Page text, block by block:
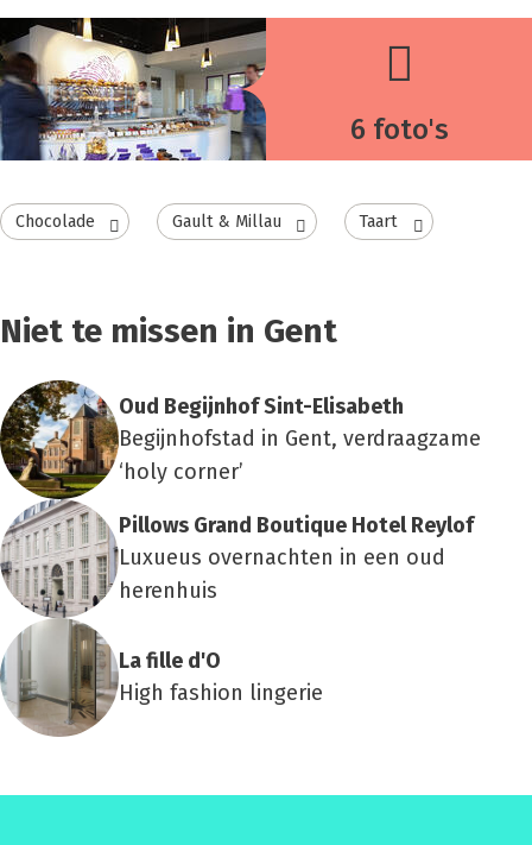
6 foto's
Chocolade Gault & Millau Taart
Niet te missen in Gent
Oud Begijn­hof Sint-Eli­sa­beth
Begijnhofstad in Gent, verdraagzame
‘holy corner’
Pil­lows Grand Bou­ti­que Hotel Rey­lof
Luxueus overnachten in een oud
herenhuis
La fil­le d'O
High fashion lingerie